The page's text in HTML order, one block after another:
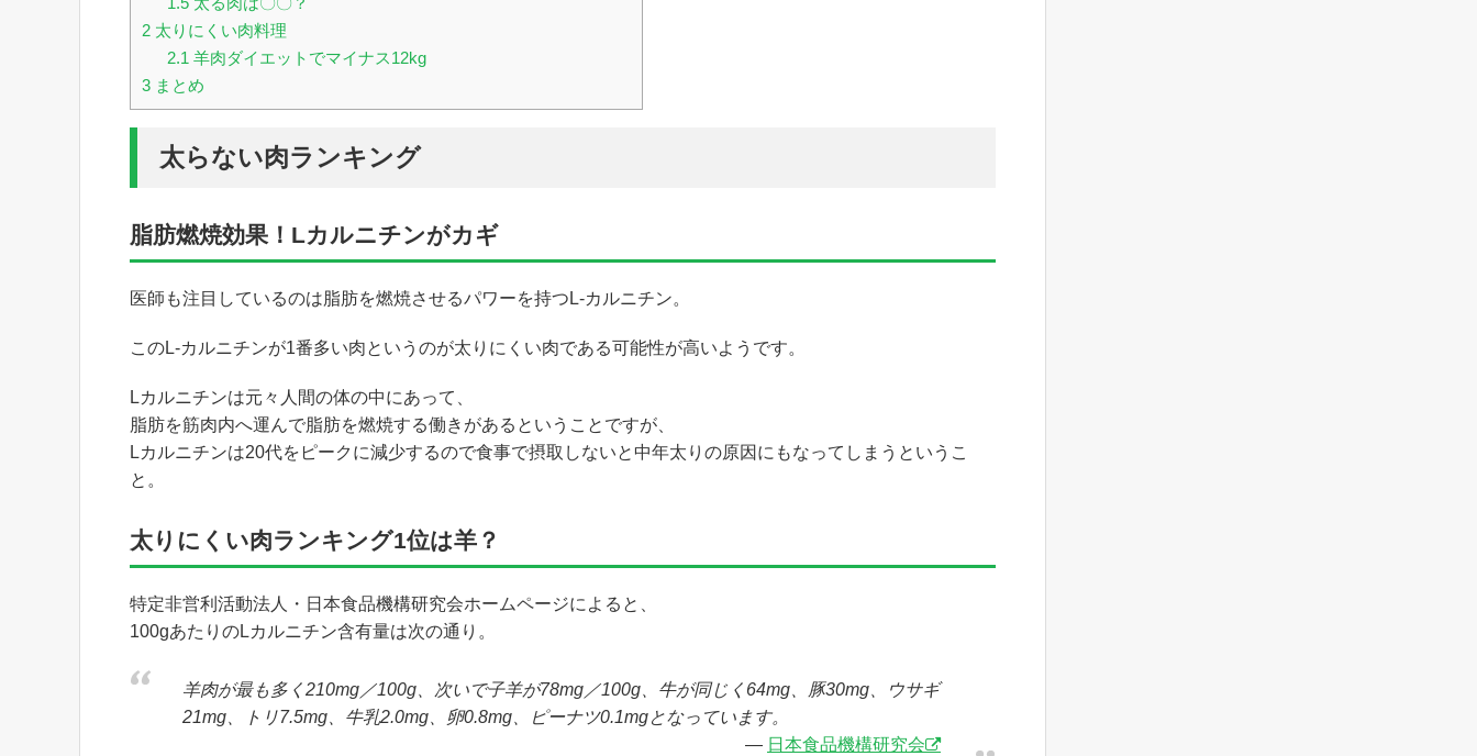
2 太りにくい肉料理
2.1 羊肉ダイエットでマイナス12kg
3 まとめ
太らない肉ランキング
脂肪燃焼効果！Lカルニチンがカギ
医師も注目しているのは脂肪を燃焼させるパワーを持つL-カルニチン。
このL-カルニチンが1番多い肉というのが太りにくい肉である可能性が高いようです。
Lカルニチンは元々人間の体の中にあって、
脂肪を筋肉内へ運んで脂肪を燃焼する働きがあるということですが、
Lカルニチンは20代をピークに減少するので食事で摂取しないと中年太りの原因にもなってしまうというこ
と。
太りにくい肉ランキング1位は羊？
特定非営利活動法人・日本食品機構研究会ホームページによると、
100gあたりのLカルニチン含有量は次の通り。
羊肉が最も多く210mg／100g、次いで子羊が78mg／100g、牛が同じく64mg、豚30mg、ウサギ
21mg、トリ7.5mg、牛乳2.0mg、卵0.8mg、ピーナツ0.1mgとなっています。
日本食品機構研究会